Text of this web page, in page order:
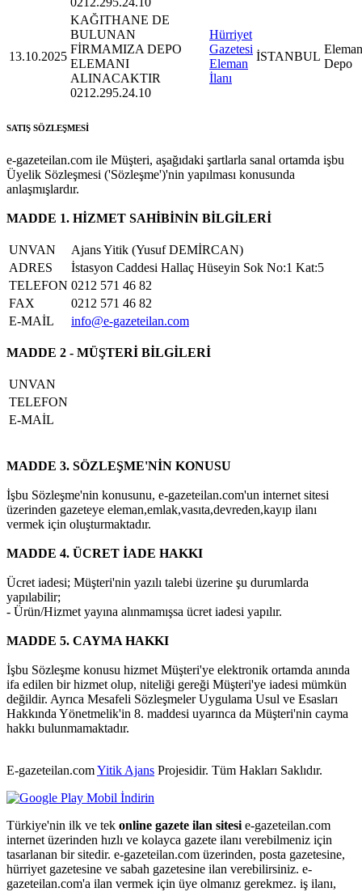
13.10.2025
KAĞITHANE DE
BULUNAN
FİRMAMIZA DEPO
ELEMANI
ALINACAKTIR
0212.295.24.10
Hürriyet
Gazetesi
Eleman
İlanı
İSTANBUL
Depo
SATIŞ SÖZLEŞMESİ
e-gazeteilan.com ile Müşteri, aşağıdaki şartlarla sanal ortamda işbu
Üyelik Sözleşmesi ('Sözleşme')'nin yapılması konusunda
anlaşmışlardır.
MADDE 1. HİZMET SAHİBİNİN BİLGİLERİ
UNVAN
Ajans Yitik (Yusuf DEMİRCAN)
ADRES
İstasyon Caddesi Hallaç Hüseyin Sok No:1 Kat:5
TELEFON 0212 571 46 82
FAX
0212 571 46 82
E-MAİL
info@e-gazeteilan.com
MADDE 2 - MÜŞTERİ BİLGİLERİ
UNVAN
TELEFON
E-MAİL
MADDE 3. SÖZLEŞME'NİN KONUSU
İşbu Sözleşme'nin konusunu, e-gazeteilan.com'un internet sitesi
üzerinden gazeteye eleman,emlak,vasıta,devreden,kayıp ilanı
vermek için oluşturmaktadır.
MADDE 4. ÜCRET İADE HAKKI
Ücret iadesi; Müşteri'nin yazılı talebi üzerine şu durumlarda
yapılabilir;
- Ürün/Hizmet yayına alınmamışsa ücret iadesi yapılır.
MADDE 5. CAYMA HAKKI
İşbu Sözleşme konusu hizmet Müşteri'ye elektronik ortamda anında
ifa edilen bir hizmet olup, niteliği gereği Müşteri'ye iadesi mümkün
değildir. Ayrıca Mesafeli Sözleşmeler Uygulama Usul ve Esasları
Hakkında Yönetmelik'in 8. maddesi uyarınca da Müşteri'nin cayma
hakkı bulunmamaktadır.
E-gazeteilan.comYitik Ajans Projesidir. Tüm Hakları Saklıdır.
Türkiye'nin ilk ve tek online gazete ilan sitesi e-gazeteilan.com
internet üzerinden hızlı ve kolayca gazete ilanı verebilmeniz için
tasarlanan bir sitedir. e-gazeteilan.com üzerinden, posta gazetesine,
hürriyet gazetesine ve sabah gazetesine ilan verebilirsiniz. e-
gazeteilan.com'a ilan vermek için üye olmanız gerekmez. iş ilanı,